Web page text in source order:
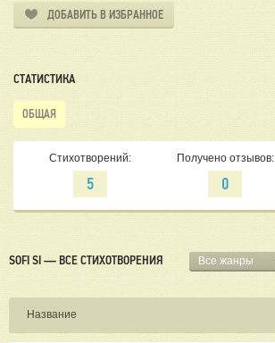
ДОБАВИТЬ В ИЗБРАННОЕ
СТАТИСТИКА
ОБЩАЯ
Стихотворений:
5
Получено отзывов:
0
SOFI SI — ВСЕ СТИХОТВОРЕНИЯ Все жанры
Название